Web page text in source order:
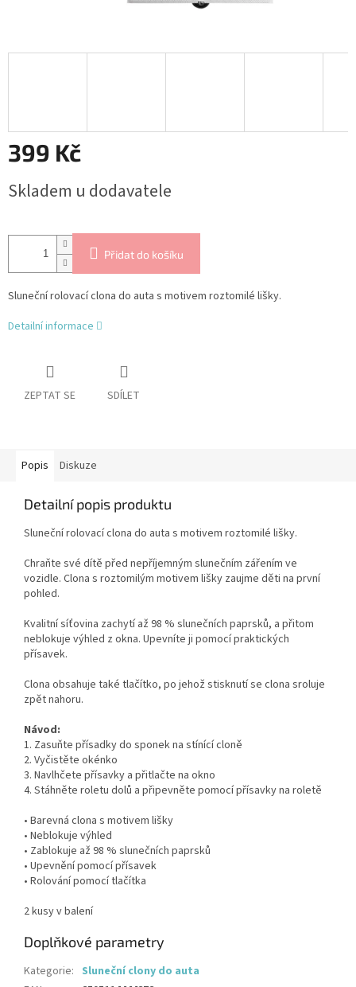
399 Kč
cena:
Skladem u dodavatele
Přidat do košíku
Sluneční rolovací clona do auta s motivem roztomilé lišky.
Detailní informace
ZEPTAT SE SDÍLET
Popis Diskuze
Detailní popis produktu
Sluneční rolovací clona do auta s motivem roztomilé lišky.
Chraňte své dítě před nepříjemným slunečním zářením ve
vozidle. Clona s roztomilým motivem lišky zaujme děti na první
pohled.
Kvalitní síťovina zachytí až 98 % slunečních paprsků, a přitom
neblokuje výhled z okna. Upevníte ji pomocí praktických
přísavek.
Clona obsahuje také tlačítko, po jehož stisknutí se clona sroluje
zpět nahoru.
Návod:
1. Zasuňte přísadky do sponek na stínící cloně
2. Vyčistěte okénko
3. Navlhčete přísavky a přitlačte na okno
4. Stáhněte roletu dolů a připevněte pomocí přísavky na roletě
• Barevná clona s motivem lišky
• Neblokuje výhled
• Zablokuje až 98 % slunečních paprsků
• Upevnění pomocí přísavek
• Rolování pomocí tlačítka
2 kusy v balení
Doplňkové parametry
Kategorie: Sluneční clony do auta